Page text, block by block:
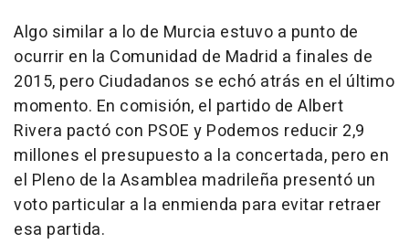
Algo similar a lo de Murcia estuvo a punto de
ocurrir en la Comunidad de Madrid a finales de
2015, pero Ciudadanos se echó atrás en el último
momento. En comisión, el partido de Albert
Rivera pactó con PSOE y Podemos reducir 2,9
millones el presupuesto a la concertada, pero en
el Pleno de la Asamblea madrileña presentó un
voto particular a la enmienda para evitar retraer
esa partida.